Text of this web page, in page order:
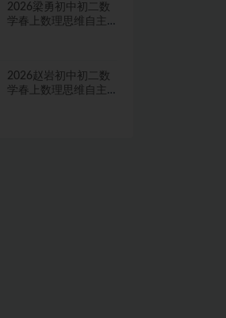
2026梁勇初中初二数
学春上数理思维自主
2026赵岩初中初二数
学春上数理思维自主